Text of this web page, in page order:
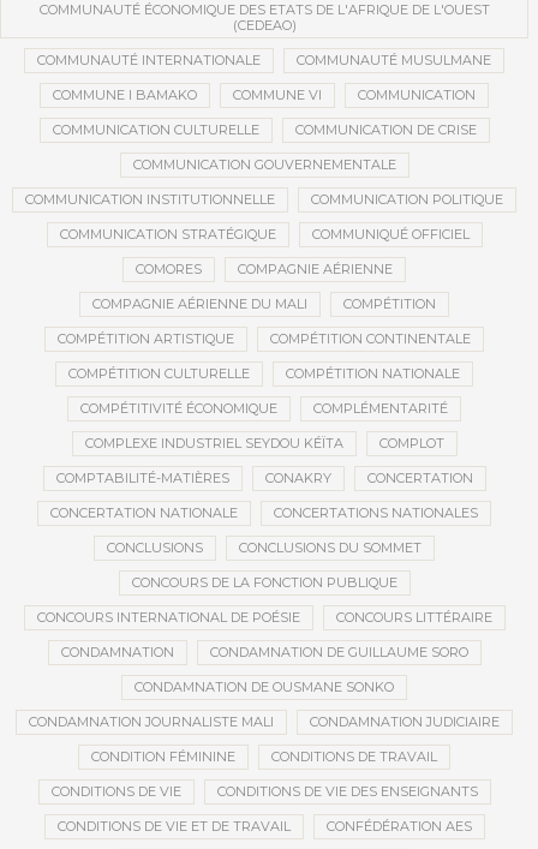
COMMUNAUTÉ ÉCONOMIQUE DES ETATS DE L'AFRIQUE DE L'OUEST
(CEDEAO)
COMMUNAUTÉ INTERNATIONALE COMMUNAUTÉ MUSULMANE
COMMUNE I BAMAKO COMMUNE VI COMMUNICATION
COMMUNICATION CULTURELLE COMMUNICATION DE CRISE
COMMUNICATION GOUVERNEMENTALE
COMMUNICATION INSTITUTIONNELLE COMMUNICATION POLITIQUE
COMMUNICATION STRATÉGIQUE COMMUNIQUÉ OFFICIEL
COMORES COMPAGNIE AÉRIENNE
COMPAGNIE AÉRIENNE DU MALI COMPÉTITION
COMPÉTITION ARTISTIQUE COMPÉTITION CONTINENTALE
COMPÉTITION CULTURELLE COMPÉTITION NATIONALE
COMPÉTITIVITÉ ÉCONOMIQUE COMPLÉMENTARITÉ
COMPLEXE INDUSTRIEL SEYDOU KÉÏTA COMPLOT
COMPTABILITÉ-MATIÈRES CONAKRY CONCERTATION
CONCERTATION NATIONALE CONCERTATIONS NATIONALES
CONCLUSIONS CONCLUSIONS DU SOMMET
CONCOURS DE LA FONCTION PUBLIQUE
CONCOURS INTERNATIONAL DE POÉSIE CONCOURS LITTÉRAIRE
CONDAMNATION CONDAMNATION DE GUILLAUME SORO
CONDAMNATION DE OUSMANE SONKO
CONDAMNATION JOURNALISTE MALI CONDAMNATION JUDICIAIRE
CONDITION FÉMININE CONDITIONS DE TRAVAIL
CONDITIONS DE VIE CONDITIONS DE VIE DES ENSEIGNANTS
CONDITIONS DE VIE ET DE TRAVAIL CONFÉDÉRATION AES